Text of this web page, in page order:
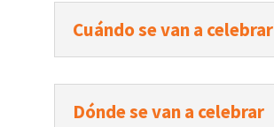
Cuándo se van a celebrar
Dónde se van a celebrar